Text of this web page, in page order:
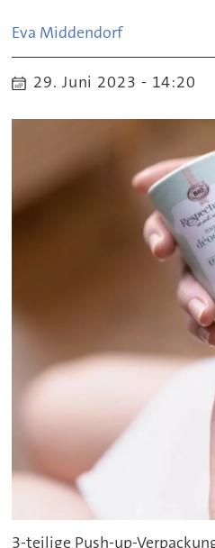
Eva Middendorf
29. Juni 2023 - 14:20
3-teilige Push-up-